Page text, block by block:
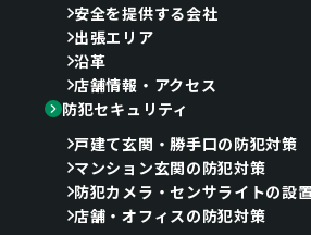
安全を提供する会社
出張エリア
沿革
店舗情報・アクセス
防犯セキュリティ
戸建て玄関・勝手口の防犯対策
マンション玄関の防犯対策
防犯カメラ・センサライトの設置
店舗・オフィスの防犯対策